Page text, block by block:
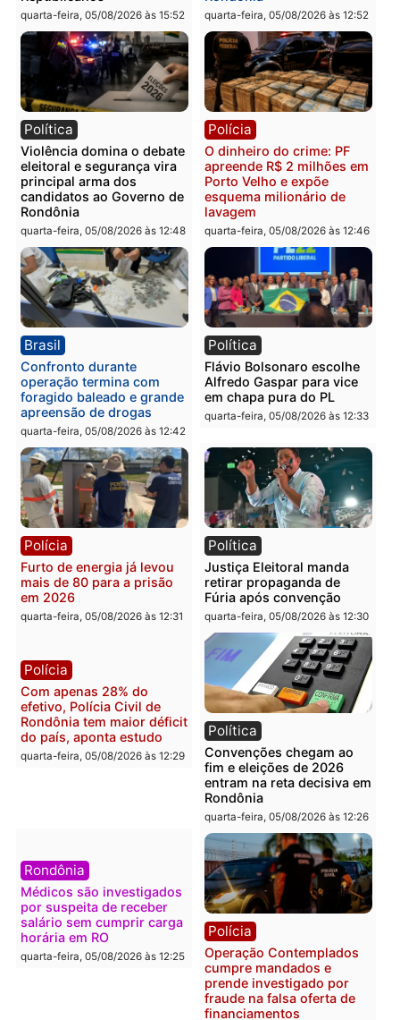
Política
Jônatas França é aprovado
na convenção e
confirmado candidato a
deputado federal pelo
Republicanos
quarta-feira, 05/08/2026 às 15:52
Brasil
TCE reúne candidatos ao
Governo e apresenta
diagnóstico que pode
mudar os rumos de
Rondônia
quarta-feira, 05/08/2026 às
Política
Violência domina o debate
eleitoral e segurança vira
principal arma dos
candidatos ao Governo de
Rondônia
quarta-feira, 05/08/2026 às 12:48
Polícia
O dinheiro do crime: PF
apreende R$ 2 milhões
Porto Velho e expõe
esquema milionário de
quarta-feira, 05/08/2026 às
Brasil
Confronto durante
operação termina com
apreensão de drogas
quarta-feira, 05/08/2026 às 12:42
Política
Flávio Bolsonaro escolhe
Alfredo Gaspar para vice
em chapa pura do PL
quarta-feira, 05/08/2026 às
em 2026
quarta-feira, 05/08/2026 às 12:31
Política
retirar propaganda de
Fúria após convenção
quarta-feira, 05/08/2026 às
Polícia
Com apenas 28% do
Rondônia tem maior déficit
Política